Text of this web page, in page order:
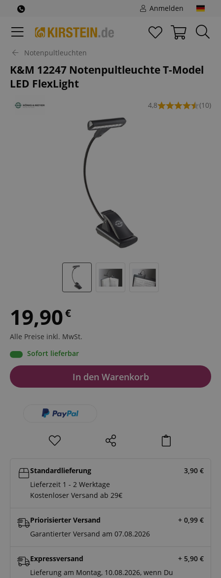
Anmelden
Notenpultleuchten
K&M 12247 Notenpultleuchte T-Model
LED FlexLight
4,8 (10)
19,90€
Alle Preise inkl. MwSt.
Sofort lieferbar
In den Warenkorb
Standardlieferung 3,90 €
Lieferzeit 1 - 2 Werktage
Kostenloser Versand ab 29€
Priorisierter Versand + 0,99 €
Garantierter Versand am 07.08.2026
Expressversand + 5,90 €
Lieferung am Montag, 10.08.2026, wenn Du